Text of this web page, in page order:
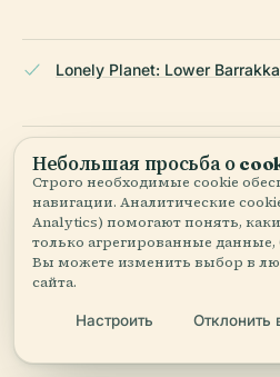
Lonely Planet: Lower
Times of Malta: Alexander
Lovemalta.com: 8
Trek Zone: Monument to Sir
Небольшая просьба о
Строго необходимые cookie
навигации. Аналитические
Analytics) помогают понять,
только агрегированные
Вы можете изменить выбор в
сайта.
Настроить Отклонить